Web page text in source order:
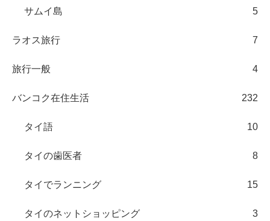
サムイ島 5
ラオス旅行 7
旅行一般 4
バンコク在住生活 232
タイ語 10
タイの歯医者 8
タイでランニング 15
タイのネットショッピング 3